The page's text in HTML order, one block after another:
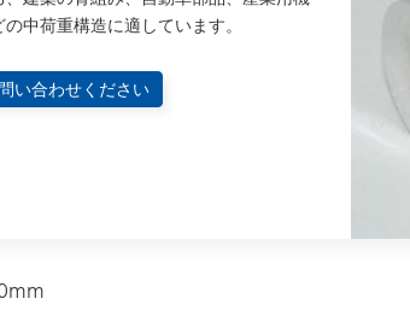
中荷重構造に適しています。
い合わせください